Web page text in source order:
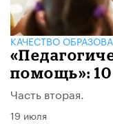
КАЧЕСТВО
помощь»:
Часть вторая.
19 июля